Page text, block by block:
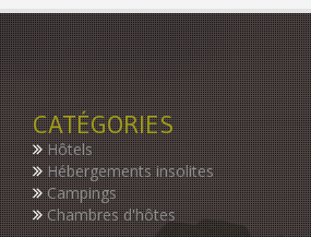
CATÉGORIES
Hôtels
Hébergements insolites
Campings
Chambres d'hôtes